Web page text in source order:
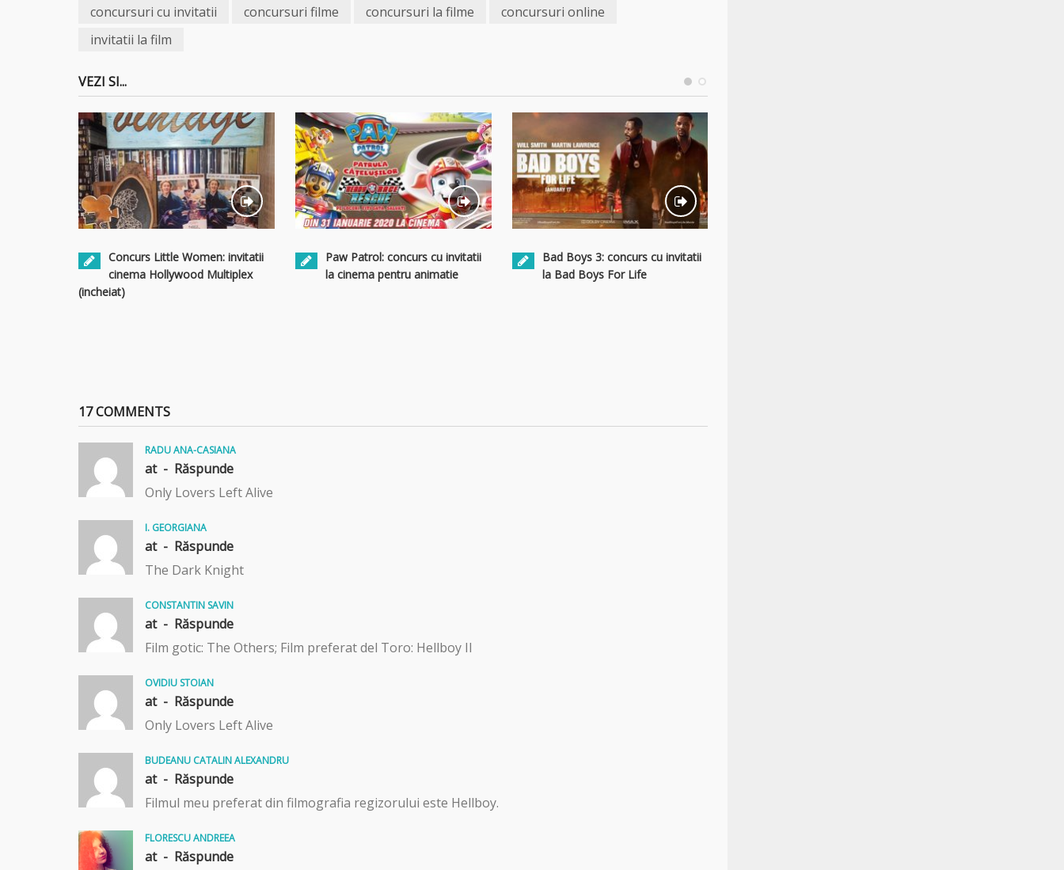
concursuri cu invitatii
concursuri filme concursuri la filme
concursuri online
invitatii la film
VEZI SI...
Concurs Little Women: invitatii
cinema Hollywood Multiplex
(incheiat)
Paw Patrol: concurs cu invitatii
la cinema pentru animatie
Bad Boys 3: concurs cu invitatii
la Bad Boys For Life
17 COMMENTS
RADU ANA-CASIANA
at - Răspunde
Only Lovers Left Alive
I. GEORGIANA
at - Răspunde
The Dark Knight
CONSTANTIN SAVIN
at - Răspunde
Film gotic: The Others; Film preferat del Toro: Hellboy II
OVIDIU STOIAN
at - Răspunde
Only Lovers Left Alive
BUDEANU CATALIN ALEXANDRU
at - Răspunde
Filmul meu preferat din filmografia regizorului este Hellboy.
FLORESCU ANDREEA
at - Răspunde